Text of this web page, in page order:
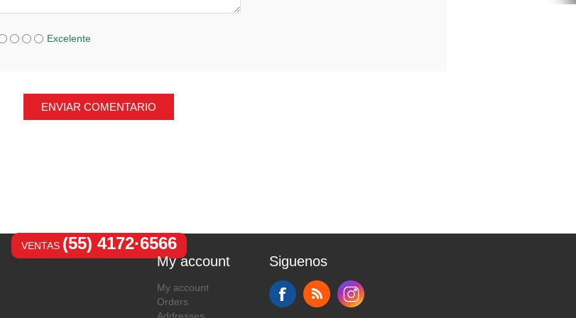
Excelente
ENVIAR COMENTARIO
VENTAS (55) 4172·6566
My account
My account
Orders
Siguenos